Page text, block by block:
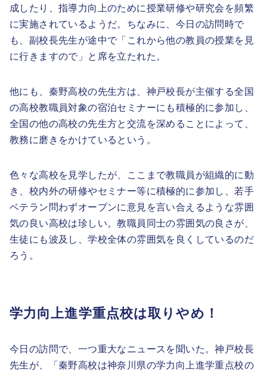
成したり、指導力向上のために授業研修や研究会を頻繁
に実施されているようだ。ちなみに、今日の訪問時で
も、副校長先生が途中で「これから他の教員の授業を見
に行きますので」と席を立たれた。
他にも、秦野高校の先生方は、神戸校長が主催する全国
の高校教職員対象の宿泊セミナーにも積極的に参加し、
全国の他の高校の先生方と交流を深めることによって、
教務に磨きをかけているという。
色々な高校を見学したが、ここまで教職員が組織的に動
き、校内外の研修やセミナー等に積極的に参加し、若手
ベテラン問わずオープンに意見を言い合えるような雰囲
気の良い高校は珍しい。教職員同士の雰囲気の良さが、
生徒にも波及し、学校全体の雰囲気を良くしているのだ
ろう。
学力向上進学重点校は取りやめ！
今日の訪問で、一つ重大なニュースを聞いた。神戸校長
先生が、「秦野高校は神奈川県の学力向上進学重点校の